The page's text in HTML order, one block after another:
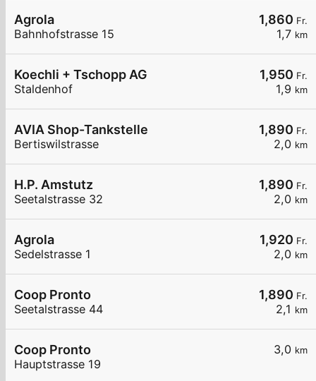
1,860 Fr.
1,7 km
Agrola
Bahnhofstrasse 15
1,950 Fr.
1,9 km
Koechli + Tschopp AG
Staldenhof
1,890 Fr.
2,0 km
AVIA Shop-Tankstelle
Bertiswilstrasse
1,890 Fr.
2,0 km
H.P. Amstutz
Seetalstrasse 32
1,920 Fr.
2,0 km
Agrola
Sedelstrasse 1
1,890 Fr.
2,1 km
Coop Pronto
Seetalstrasse 44
3,0 km
Coop Pronto
Hauptstrasse 19